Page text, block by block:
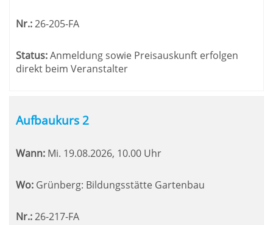
Nr.:26-205-FA
Status:Anmeldung sowie Preisauskunft erfolgen
direkt beim Veranstalter
Aufbaukurs 2
Wann: Mi. 19.08.2026, 10.00 Uhr
Wo: Grünberg: Bildungsstätte Gartenbau
Nr.:26-217-FA